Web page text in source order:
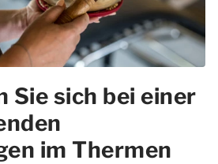
Sie sich bei einer
im Thermen